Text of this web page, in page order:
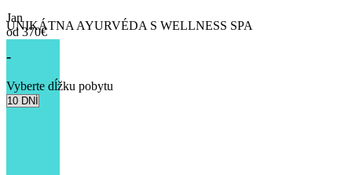
680 m² veľký bazén so slanou vodou, ktorý zachytáva
fitness centrum s výhľadom na ostrovy
Jan
od 370€
UNIKÁTNA AYURVÉDA S WELLNESS SPA
-
Vyberte dĺžku pobytu